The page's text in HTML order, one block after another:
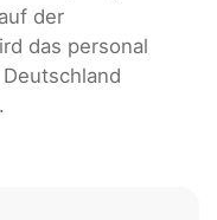
der
das personal